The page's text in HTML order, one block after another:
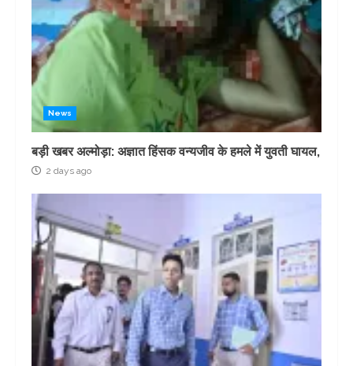
News
बड़ी खबर अल्मोड़ा: अज्ञात हिंसक वन्यजीव के हमले में युवती घायल,
2 days ago